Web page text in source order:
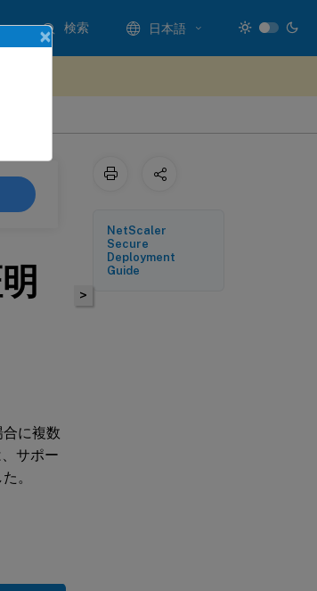
検索 日本語
に複数
サポー
。
>
NetScaler
Secure
Deployment
Guide
×